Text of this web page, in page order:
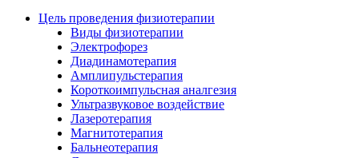
Цель проведения физиотерапии
Виды физиотерапии
Электрофорез
Диадинамотерапия
Амплипульстерапия
Короткоимпульсная аналгезия
Ультразвуковое воздействие
Лазеротерапия
Магнитотерапия
Бальнеотерапия